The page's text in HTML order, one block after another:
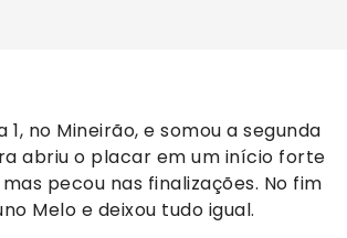
no Mineirão, e somou a segunda
abriu o placar em um início forte
pecou nas finalizações. No fim
Melo e deixou tudo igual.